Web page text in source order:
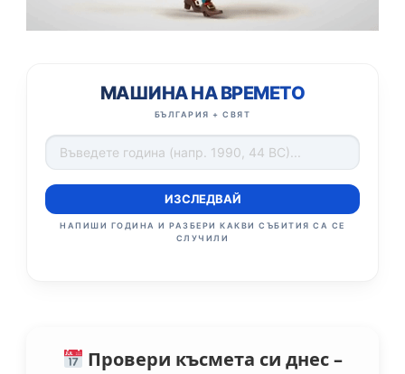
МАШИНА НА ВРЕМЕТО
БЪЛГАРИЯ + СВЯТ
ИЗСЛЕДВАЙ
НАПИШИ ГОДИНА И РАЗБЕРИ КАКВИ СЪБИТИЯ СА СЕ
СЛУЧИЛИ
Провери късмета си днес –